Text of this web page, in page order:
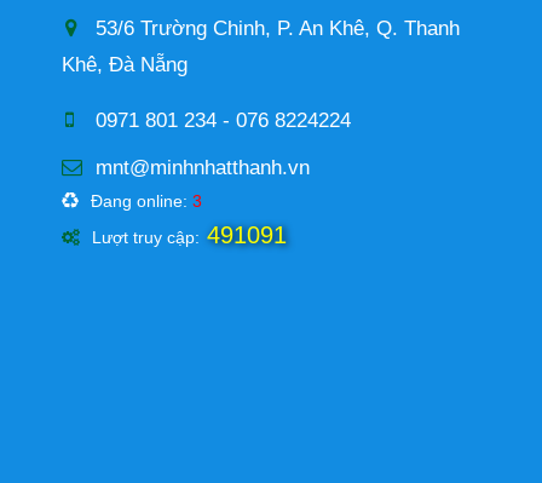
53/6 Trường Chinh, P. An Khê, Q. Thanh
Khê, Đà Nẵng
0971 801 234 - 076 8224224
mnt@minhnhatthanh.vn
Đang online: 3
Lượt truy cập: 491091